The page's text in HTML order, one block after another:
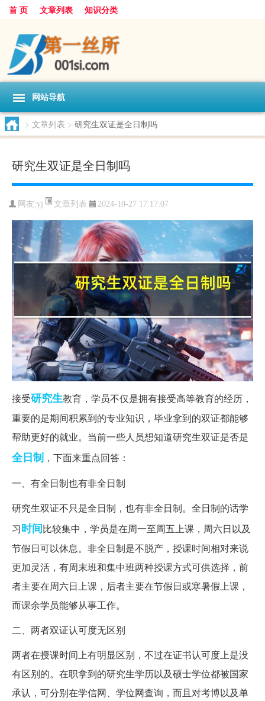
首 页 文章列表 知识分类
网站导航
> 文章列表 > 研究生双证是全日制吗
研究生双证是全日制吗
网友:yj 文章列表 2024-10-27 17:17:07
接受研究生教育，学员不仅是拥有接受高等教育的经历，
重要的是期间积累到的专业知识，毕业拿到的双证都能够
帮助更好的就业。当前一些人员想知道研究生双证是否是
全日制 ，下面来重点回答：
一、有全日制也有非全日制
研究生双证不只是全日制，也有非全日制。全日制的话学
习时间比较集中，学员是在周一至周五上课，周六日以及
节假日可以休息。非全日制是不脱产，授课时间相对来说
更加灵活，有周末班和集中班两种授课方式可供选择，前
者主要在周六日上课，后者主要在节假日或寒暑假上课，
而课余学员能够从事工作。
二、两者双证认可度无区别
两者在授课时间上有明显区别，不过在证书认可度上是没
有区别的。在职拿到的研究生学历以及硕士学位都被国家
承认，可分别在学信网、学位网查询，而且对考博以及单